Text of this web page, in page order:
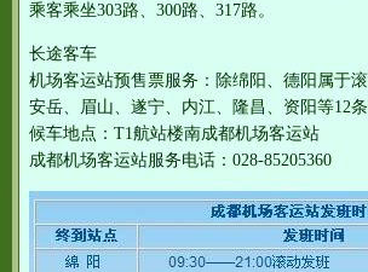
乘客乘坐303路、300路、317路。
长途客车
机场客运站预售票服务：除绵阳、德阳属于
安岳、眉山、遂宁、内江、隆昌、资阳等12
候车地点：T1航站楼南成都机场客运站
成都机场客运站服务电话：028-85205360